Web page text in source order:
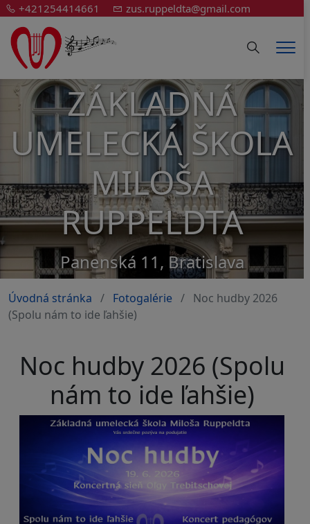
+421254414661 zus.ruppeldta@gmail.com
Hledání
ZÁKLADNÁ
UMELECKÁ ŠKOLA
MILOŠA
RUPPELDTA
Panenská 11, Bratislava
Úvodná stránka Fotogalérie
Noc hudby 2026
(Spolu nám to ide ľahšie)
Noc hudby 2026 (Spolu
nám to ide ľahšie)